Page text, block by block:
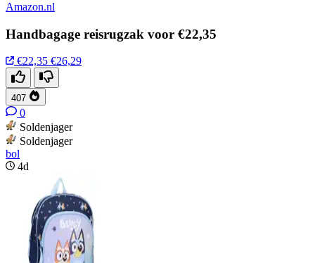
Amazon.nl
Handbagage reisrugzak voor €22,35
€22,35 €26,29
407
0
Soldenjager
Soldenjager
bol
4d